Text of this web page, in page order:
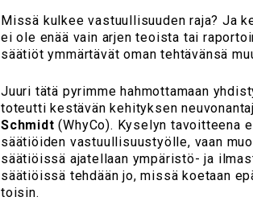
Missä kulkee vastuullisuuden raja? Ja
ei ole enää vain arjen teoista tai
säätiöt ymmärtävät oman tehtävänsä
Juuri tätä pyrimme hahmottamaan
toteutti kestävän kehityksen
Schmidt (WhyCo). Kyselyn tavoitteena
säätiöiden vastuullisuustyölle, vaan
säätiöissä ajatellaan ympäristö- ja
säätiöissä tehdään jo, missä koetaan
toisin.